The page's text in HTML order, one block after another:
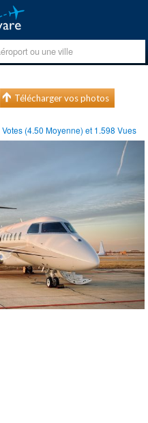
Télécharger vos photos
Votes (4.50 Moyenne) et 1.598 Vues